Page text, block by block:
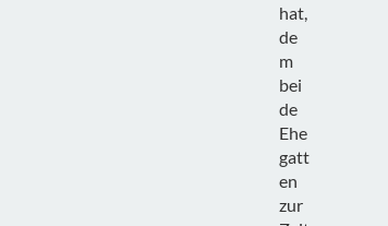
hat,
de
m
bei
de
Ehe
gatt
en
zur